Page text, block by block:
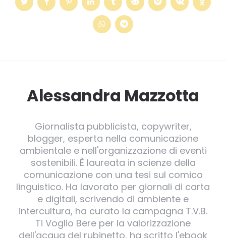
Alessandra Mazzotta
Giornalista pubblicista, copywriter,
blogger, esperta nella comunicazione
ambientale e nell'organizzazione di eventi
sostenibili. È laureata in scienze della
comunicazione con una tesi sul comico
linguistico. Ha lavorato per giornali di carta
e digitali, scrivendo di ambiente e
intercultura, ha curato la campagna T.V.B.
Ti Voglio Bere per la valorizzazione
dell'acqua del rubinetto, ha scritto l'ebook